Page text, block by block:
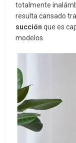
totalmente
resulta cansado
succión que es
modelos.